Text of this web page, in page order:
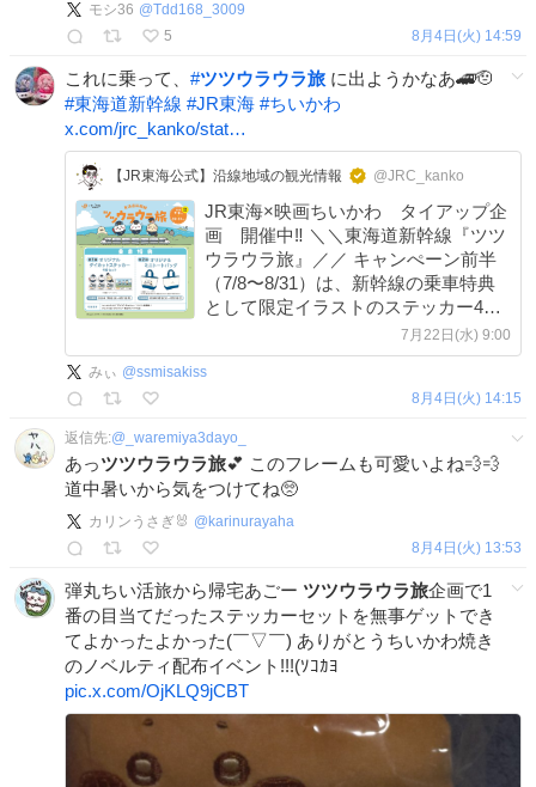
モシ36 @Tdd168_3009
5
8月4日(火) 14:59
これに乗って、 #ツツウラウラ旅 に出ようかなあ🚄🫡
#東海道新幹線 #JR東海 #ちいかわ
x.com/jrc_kanko/stat…
【JR東海公式】沿線地域の観光情報 @JRC_kanko
JR東海×映画ちいかわ タイアップ企
画 開催中‼️ ＼＼東海道新幹線『ツツ
ウラウラ旅』／／ キャンぺーン前半
（7/8〜8/31）は、新幹線の乗車特典
として限定イラストのステッカー4枚
セットがもらえる！ ※さらに、9月1
日からは乗車特典が変わります。 🔍
詳細 recommend.jr-
central.co.jp/tsutsuuraurata…
7月22日(水) 9:00
みぃ @ssmisakiss
8月4日(火) 14:15
返信先:@ _waremiya3dayo_
あっツツウラウラ旅💕 このフレームも可愛いよね💨💨
道中暑いから気をつけてね🥺
カリンうさぎ🐰 @ karinurayaha
8月4日(火) 13:53
弾丸ちい活旅から帰宅あごー ツツウラウラ旅企画で1
番の目当てだったステッカーセットを無事ゲットでき
てよかったよかった(￣▽￣) ありがとうちいかわ焼き
のノベルティ配布イベント!!!(ｿｺｶﾖ
pic.x.com/OjKLQ9jCBT